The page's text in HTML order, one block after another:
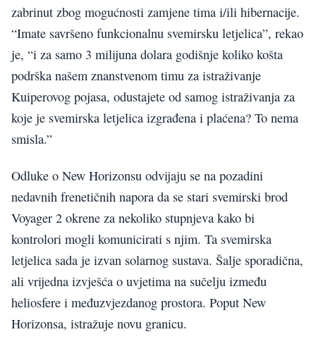
zabrinut zbog mogućnosti zamjene tima i/ili hibernacije.
“Imate savršeno funkcionalnu svemirsku letjelica”, rekao
je, “i za samo 3 milijuna dolara godišnje koliko košta
podrška našem znanstvenom timu za istraživanje
Kuiperovog pojasa, odustajete od samog istraživanja za
koje je svemirska letjelica izgrađena i plaćena? To nema
smisla.”
Odluke o New Horizonsu odvijaju se na pozadini
nedavnih frenetičnih napora da se stari svemirski brod
Voyager 2 okrene za nekoliko stupnjeva kako bi
kontrolori mogli komunicirati s njim. Ta svemirska
letjelica sada je izvan solarnog sustava. Šalje sporadična,
ali vrijedna izvješća o uvjetima na sučelju između
heliosfere i međuzvjezdanog prostora. Poput New
Horizonsa, istražuje novu granicu.